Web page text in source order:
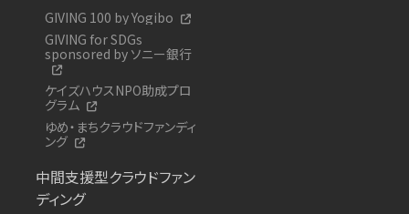
GIVING 100 by Yogibo
GIVING for SDGs
sponsored by ソニー銀行
ケイズハウスNPO助成プロ
グラム
ゆめ・まちクラウドファンディ
ング
中間支援型クラウドファン
ディング